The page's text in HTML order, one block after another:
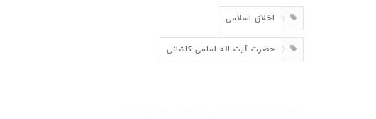
اخلاق اسلامی
حضرت آیت اله امامی کاشانی